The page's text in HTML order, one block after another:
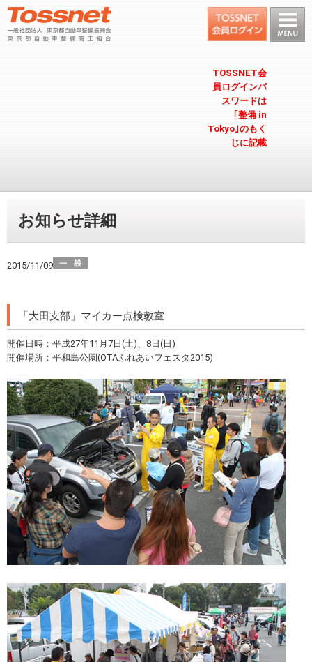
TOSSNET会
員ログインパ
スワードは
｢整備 in
Tokyo｣のもく
じに記載
お知らせ詳細
2015/11/09
「大田支部」マイカー点検教室
開催日時：平成27年11月7日(土)、8日(日)
開催場所：平和島公園(OTAふれあいフェスタ2015)